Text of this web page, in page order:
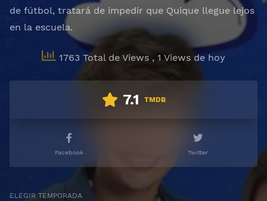
de fútbol, tratará de impedir que Quique llegue lejos
en la escuela.
1763 Total de Views , 1 Views de hoy
7.1 TMDB
Facebook Twitter
ELEGIR TEMPORADA